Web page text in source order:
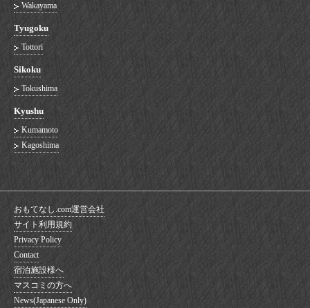
Wakayama
Tyugoku
Tottori
Sikoku
Tokushima
Kyushu
Kumamoto
Kagoshima
おもてなし.com運営会社
サイト利用規約
Privacy Policy
Contact
宿泊施設様へ
マスコミの方へ
News(Japanese Only)